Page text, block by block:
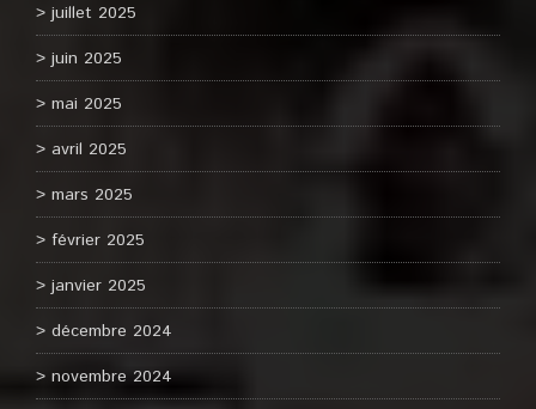
juillet 2025
juin 2025
mai 2025
avril 2025
mars 2025
février 2025
janvier 2025
décembre 2024
novembre 2024